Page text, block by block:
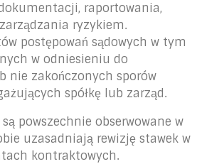
raportowania,
ryzykiem.
postępowań sądowych w tym
w odniesieniu do
nie zakończonych sporów
spółkę lub zarząd.
powszechnie obserwowane w
uzasadniają rewizję stawek w
kontraktowych.